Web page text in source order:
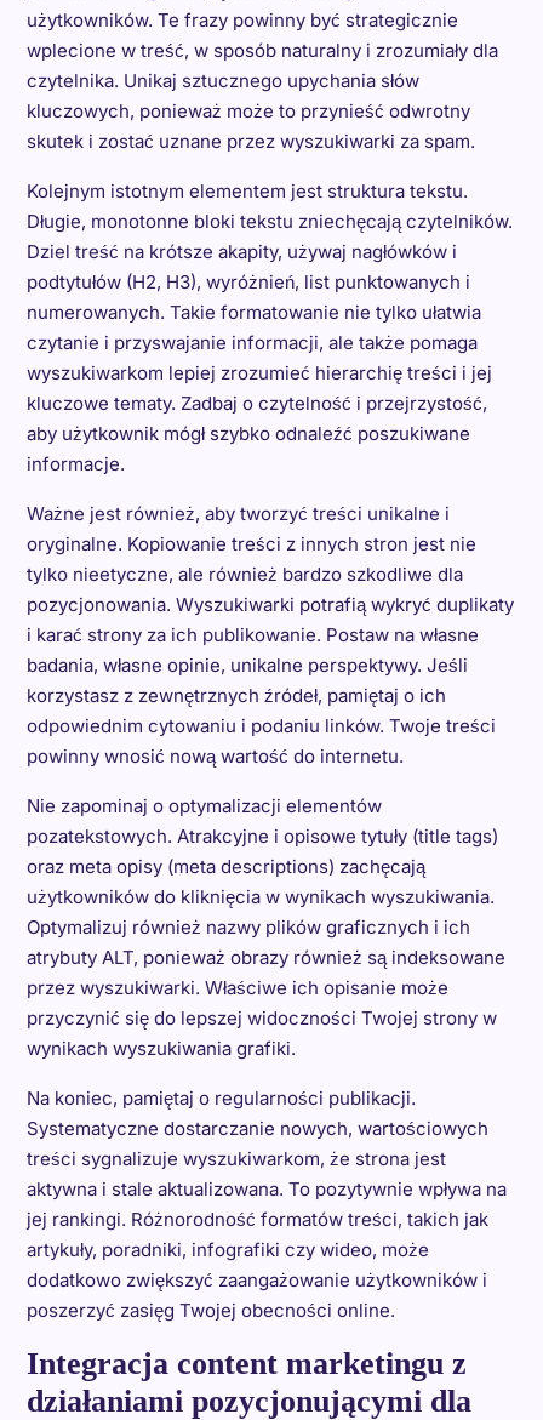
użytkowników. Te frazy powinny być strategicznie
wplecione w treść, w sposób naturalny i zrozumiały dla
czytelnika. Unikaj sztucznego upychania słów
kluczowych, ponieważ może to przynieść odwrotny
skutek i zostać uznane przez wyszukiwarki za spam.
Kolejnym istotnym elementem jest struktura tekstu.
Długie, monotonne bloki tekstu zniechęcają czytelników.
Dziel treść na krótsze akapity, używaj nagłówków i
podtytułów (H2, H3), wyróżnień, list punktowanych i
numerowanych. Takie formatowanie nie tylko ułatwia
czytanie i przyswajanie informacji, ale także pomaga
wyszukiwarkom lepiej zrozumieć hierarchię treści i jej
kluczowe tematy. Zadbaj o czytelność i przejrzystość,
aby użytkownik mógł szybko odnaleźć poszukiwane
informacje.
Ważne jest również, aby tworzyć treści unikalne i
oryginalne. Kopiowanie treści z innych stron jest nie
tylko nieetyczne, ale również bardzo szkodliwe dla
pozycjonowania. Wyszukiwarki potrafią wykryć duplikaty
i karać strony za ich publikowanie. Postaw na własne
badania, własne opinie, unikalne perspektywy. Jeśli
korzystasz z zewnętrznych źródeł, pamiętaj o ich
odpowiednim cytowaniu i podaniu linków. Twoje treści
powinny wnosić nową wartość do internetu.
Nie zapominaj o optymalizacji elementów
pozatekstowych. Atrakcyjne i opisowe tytuły (title tags)
oraz meta opisy (meta descriptions) zachęcają
użytkowników do kliknięcia w wynikach wyszukiwania.
Optymalizuj również nazwy plików graficznych i ich
atrybuty ALT, ponieważ obrazy również są indeksowane
przez wyszukiwarki. Właściwe ich opisanie może
przyczynić się do lepszej widoczności Twojej strony w
wynikach wyszukiwania grafiki.
Na koniec, pamiętaj o regularności publikacji.
Systematyczne dostarczanie nowych, wartościowych
treści sygnalizuje wyszukiwarkom, że strona jest
aktywna i stale aktualizowana. To pozytywnie wpływa na
jej rankingi. Różnorodność formatów treści, takich jak
artykuły, poradniki, infografiki czy wideo, może
dodatkowo zwiększyć zaangażowanie użytkowników i
poszerzyć zasięg Twojej obecności online.
Integracja content marketingu z
działaniami pozycjonującymi dla